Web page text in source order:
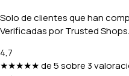
Solo de clientes que han
Verificadas por Trusted Shops.
4,7
★★★★★de 5 sobre 3